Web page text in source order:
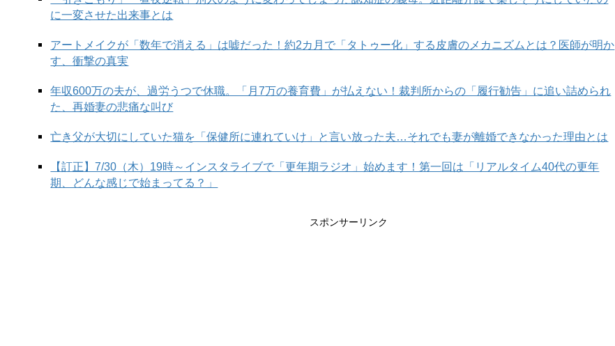
次のページへ >>
1 2
に一変させた出来事とは
アートメイクが「数年で消える」は嘘だった！約2カ月で「タトゥー化」する皮膚のメカニズムとは？医師が明か
す、衝撃の真実
年収600万の夫が、過労うつで休職。「月7万の養育費」が払えない！裁判所からの「履行勧告」に追い詰められ
た、再婚妻の悲痛な叫び
亡き父が大切にしていた猫を「保健所に連れていけ」と言い放った夫…それでも妻が離婚できなかった理由とは
【訂正】7/30（木）19時～インスタライブで「更年期ラジオ」始めます！第一回は「リアルタイム40代の更年
期、どんな感じで始まってる？」
スポンサーリンク